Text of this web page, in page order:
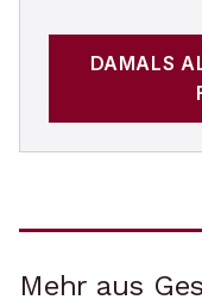
DAMALS
Mehr aus